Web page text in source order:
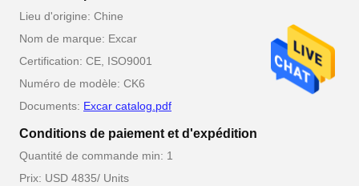
Lieu d'origine: Chine
Nom de marque: Excar
Certification: CE, ISO9001
Numéro de modèle: CK6
Documents: Excar catalog.pdf
Conditions de paiement et d'expédition
Quantité de commande min: 1
Prix: USD 4835/ Units